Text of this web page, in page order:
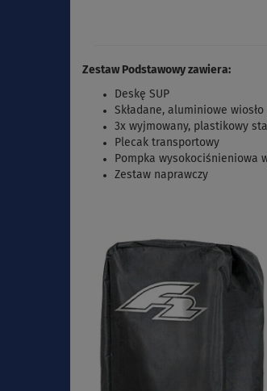
Zestaw Podstawowy zawiera:
Deskę SUP
Składane, aluminiowe
3x wyjmowany, plastikowy
Plecak transportowy
Pompka wysokociśnieniowa
Zestaw naprawczy